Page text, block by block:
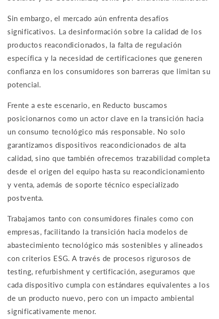
Sin embargo, el mercado aún enfrenta desafíos
significativos. La desinformación sobre la calidad de los
productos reacondicionados, la falta de regulación
específica y la necesidad de certificaciones que generen
confianza en los consumidores son barreras que limitan su
potencial.
Frente a este escenario, en Reducto buscamos
posicionarnos como un actor clave en la transición hacia
un consumo tecnológico más responsable. No solo
garantizamos dispositivos reacondicionados de alta
calidad, sino que también ofrecemos trazabilidad completa
desde el origen del equipo hasta su reacondicionamiento
y venta, además de soporte técnico especializado
postventa.
Trabajamos tanto con consumidores finales como con
empresas, facilitando la transición hacia modelos de
abastecimiento tecnológico más sostenibles y alineados
con criterios ESG. A través de procesos rigurosos de
testing, refurbishment y certificación, aseguramos que
cada dispositivo cumpla con estándares equivalentes a los
de un producto nuevo, pero con un impacto ambiental
significativamente menor.